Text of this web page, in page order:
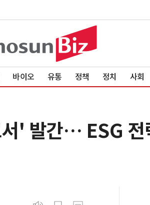
바이오 유통 정책 정치 사회
' 발간… ESG 전